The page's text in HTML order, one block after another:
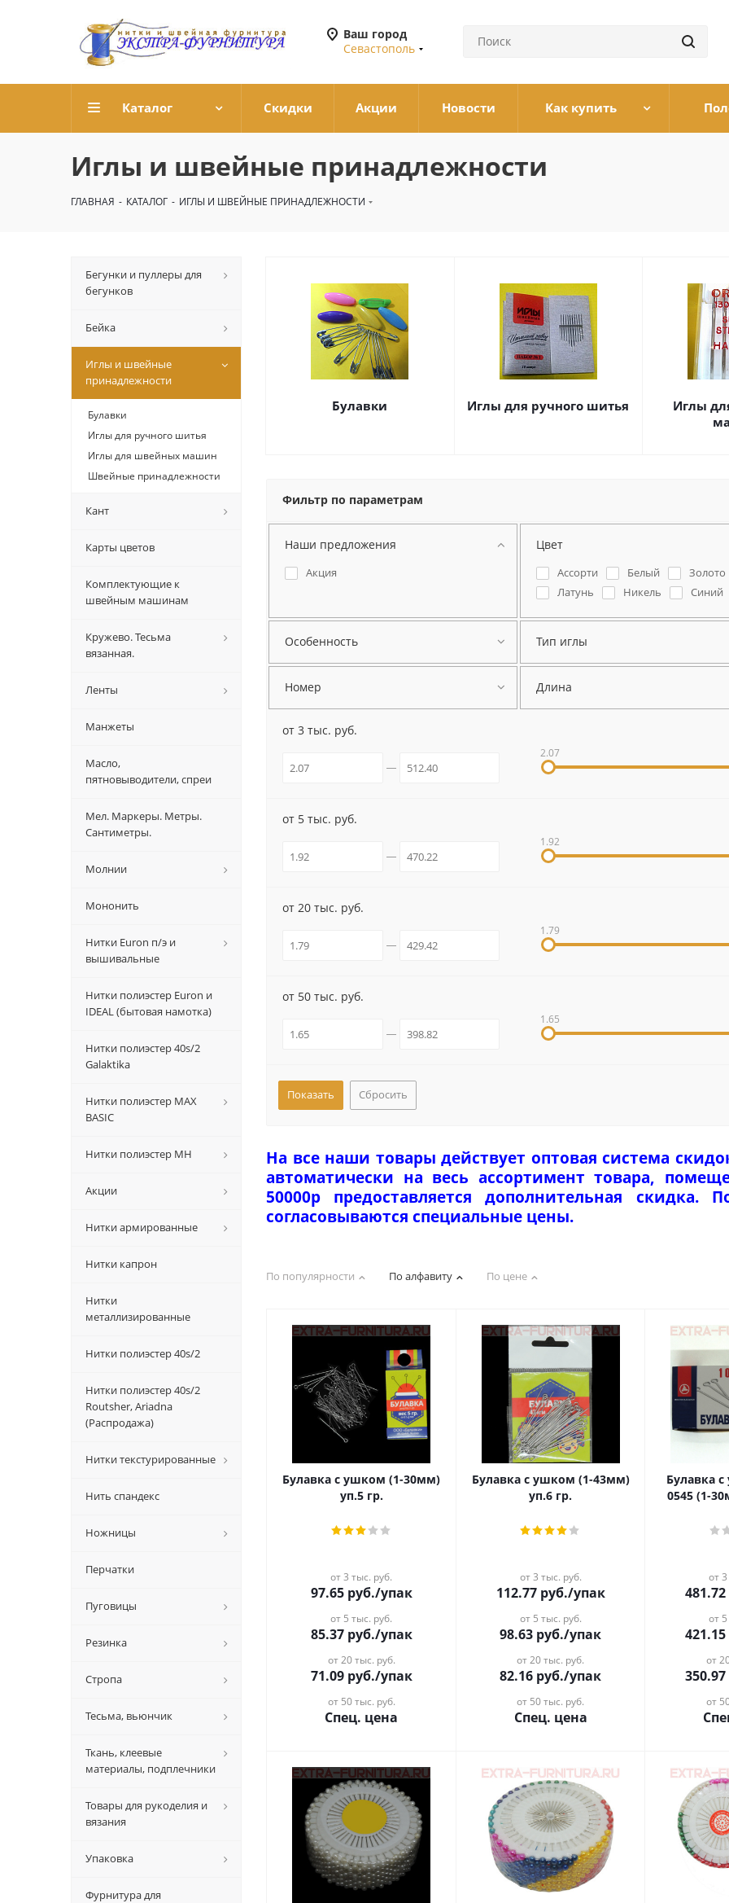
Ваш город
Севастополь
Каталог Скидки Акции Новости Как купить
Иглы и швейные принадлежности
ГЛАВНАЯ - КАТАЛОГ - ИГЛЫ И ШВЕЙНЫЕ ПРИНАДЛЕЖНОСТИ
Булавки Иглы для ручного шитья
Иглы
Фильтр по параметрам
Наши предложения
Акция
Цвет
Ассорти Белый
Золото
Латунь
Никель Синий
Особенность Тип иглы
Номер Длина
от 3 тыс. руб.
2.07
от 5 тыс. руб.
1.92
от 20 тыс. руб.
1.79
от 50 тыс. руб.
1.65
Сбросить
На все наши товары действует оптовая система
автоматически на весь ассортимент товара,
50000р предоставляется дополнительная скидка.
согласовываются специальные цены.
По популярности По алфавиту По цене
Булавка с ушком (1-30мм)
уп.5 гр.
от 3 тыс. руб.
97.65руб./упак
от 5 тыс. руб.
85.37руб./упак
от 20 тыс. руб.
71.09руб./упак
от 50 тыс. руб.
Спец. цена
Булавка с ушком (1-43мм)
уп.6 гр.
от 3 тыс. руб.
112.77руб./упак
от 5 тыс. руб.
98.63 руб./упак
от 20 тыс. руб.
82.16 руб./упак
от 50 тыс. руб.
Спец. цена
Булавка
0545 (1-
от
481.72
от
421.15
от
350.97
от
Бегунки и пуллеры для
бегунков
Бейка
Иглы и швейные
принадлежности
Булавки
Иглы для ручного шитья
Иглы для швейных машин
Швейные принадлежности
Кант
Карты цветов
Комплектующие к
швейным машинам
Кружево. Тесьма
вязанная.
Ленты
Манжеты
Масло,
пятновыводители, спреи
Мел. Маркеры. Метры.
Сантиметры.
Молнии
Мононить
Нитки Euron п/э и
вышивальные
Нитки полиэстер Euron и
IDEAL (бытовая намотка)
Нитки полиэстер 40s/2
Galaktika
Нитки полиэстер MAX
BASIC
Нитки полиэстер MH
Акции
Нитки армированные
Нитки капрон
Нитки
металлизированные
Нитки полиэстер 40s/2
Нитки полиэстер 40s/2
Routsher, Ariadna
(Распродажа)
Нитки текстурированные
Нить спандекс
Ножницы
Перчатки
Пуговицы
Резинка
Стропа
Тесьма, вьюнчик
Ткань, клеевые
материалы, подплечники
Товары для рукоделия и
вязания
Упаковка
Фурнитура для